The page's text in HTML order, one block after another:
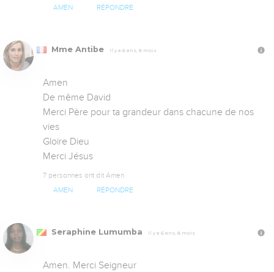
AMEN RÉPONDRE
Mme Antibe Il y a 6 ans, 8 mois
Amen
De même David
Merci Père pour ta grandeur dans chacune de nos
vies
Gloire Dieu
Merci Jésus
7 personnes ont dit Amen
AMEN RÉPONDRE
Seraphine Lumumba Il y a 6 ans, 8 mois
Amen. Merci Seigneur